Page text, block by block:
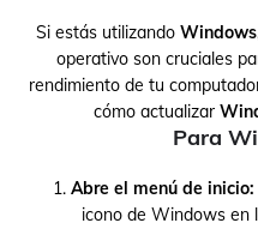
Si estás utilizando Windows
operativo son cruciales
rendimiento de tu
cómo actualizar
Para
Abre el menú de inicio:
icono de Windows en